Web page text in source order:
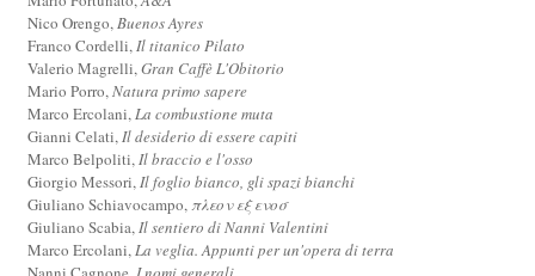
Nico Orengo,Buenos Ayres
Franco Cordelli,Il titanico Pilato
Valerio Magrelli,Gran Caffè L'Obitorio
Mario Porro,Natura primo sapere
Marco Ercolani,La combustione muta
Gianni Celati,Il desiderio di essere capiti
Marco Belpoliti,Il braccio e l'osso
Giorgio Messori,Il foglio bianco, gli spazi bianchi
Giuliano Schiavocampo,πλεον εξ ενοσ
Giuliano Scabia,Il sentiero di Nanni Valentini
Marco Ercolani,La veglia. Appunti per un'opera di terra